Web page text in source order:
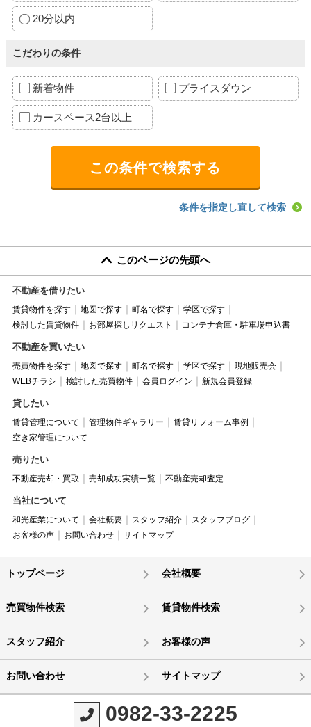
20分以内
こだわりの条件
新着物件 プライスダウン
カースペース2台以上
条件を指定し直して検索
このページの先頭へ
不動産を借りたい
賃貸物件を探す 地図で探す 町名で探す
学区で探す
検討した賃貸物件
お部屋探しリクエスト コンテナ倉庫・駐車場申込書
不動産を買いたい
売買物件を探す 地図で探す 町名で探す 学区で探す
現地販売会
WEBチラシ
検討した売買物件 会員ログイン 新規会員登録
貸したい
賃貸管理について 管理物件ギャラリー
賃貸リフォーム事例
空き家管理について
売りたい
不動産売却・買取 売却成功実績一覧 不動産売却査定
当社について
和光産業について 会社概要 スタッフ紹介
スタッフブログ
お客様の声
お問い合わせ サイトマップ
トップページ 会社概要
売買物件検索 賃貸物件検索
スタッフ紹介 お客様の声
お問い合わせ サイトマップ
0982-33-2225